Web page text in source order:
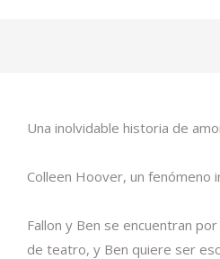
Una inolvidable historia de
Colleen Hoover, un fenómeno
Fallon y Ben se encuentran
de teatro, y Ben quiere ser